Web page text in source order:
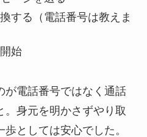
する（電話番号は教えま
始
が電話番号ではなく通話
。身元を明かさずやり取
としては安心でした。